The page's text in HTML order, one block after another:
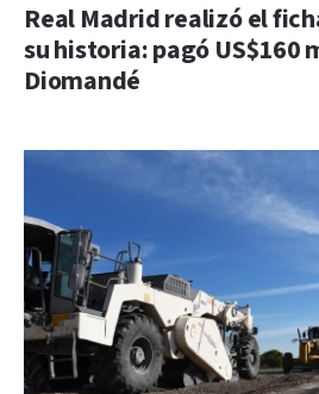
Real Madrid realizó el
su historia: pagó US$160
Diomandé